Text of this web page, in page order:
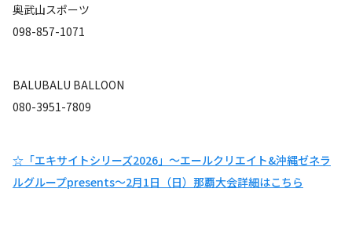
奥武山スポーツ
098-857-1071
BALUBALU BALLOON
080-3951-7809
☆「エキサイトシリーズ2026」～エールクリエイト&沖縄ゼネラ
ルグループpresents～2月1日（日）那覇大会詳細はこちら